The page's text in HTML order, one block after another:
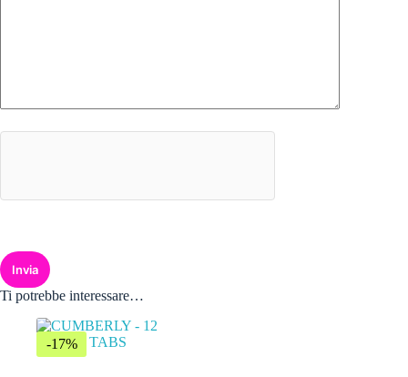
Invia
Ti potrebbe interessare…
-17%